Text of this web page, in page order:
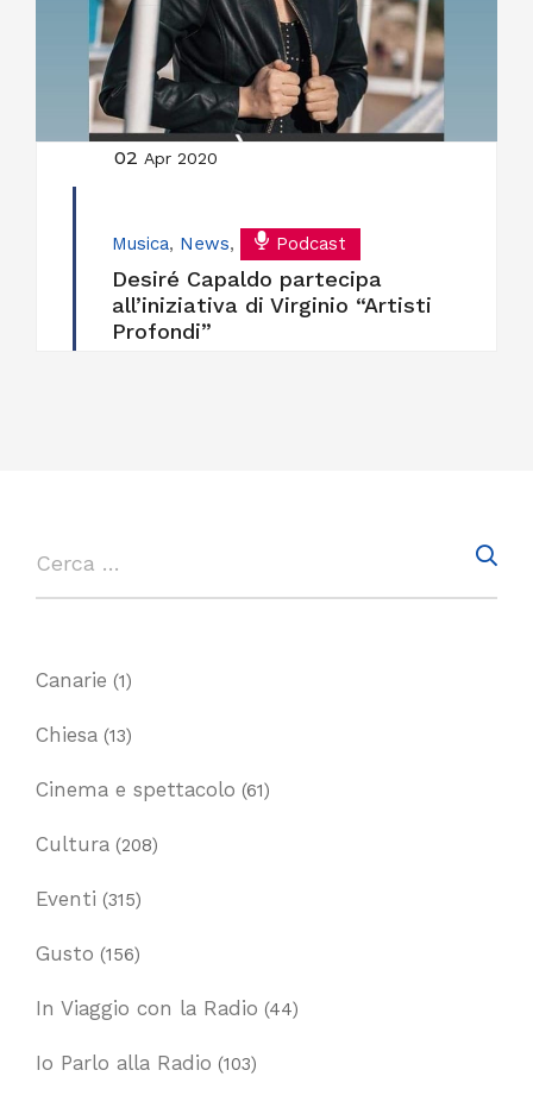
02 Apr 2020
Musica, News, Podcast
Desiré Capaldo partecipa
all’iniziativa di Virginio “Artisti
Profondi”
Canarie (1)
Chiesa (13)
Cinema e spettacolo (61)
Cultura (208)
Eventi (315)
Gusto (156)
In Viaggio con la Radio (44)
Io Parlo alla Radio (103)